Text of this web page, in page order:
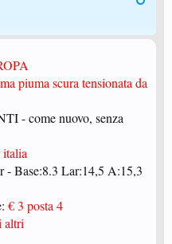
piuma scura tensionata da
- come nuovo, senza
italia
- Base:8.3 Lar:14,5 A:15,3
€ 3 posta 4
altri